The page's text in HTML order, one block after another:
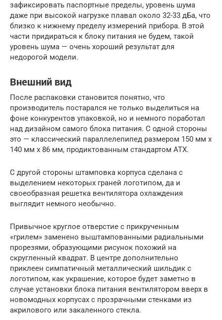
зафиксировать паспортные пределы, уровень шума
даже при высокой нагрузке плавал около 32-33 дБа, что
близко к нижнему пределу измерений прибора. В этой
части придираться к блоку питания не будем, такой
уровень шума — очень хороший результат для
недорогой модели.
Внешний вид
После распаковки становится понятно, что
производитель постарался не только выделиться на
фоне конкурентов упаковкой, но и немного поработал
над дизайном самого блока питания. С одной стороны
это — классический параллелепипед размером 150 мм x
140 мм x 86 мм, продиктованным стандартом АТХ.
С другой стороны штамповка корпуса сделана с
выделением некоторых граней логотипом, да и
своеобразная решетка вентилятора охлаждения
выглядит немного необычно.
Привычное круглое отверстие с прикрученным
«грилем» заменено выштампованными радиальными
прорезями, образующими рисунок похожий на
скругленный квадрат. В центре дополнительно
приклеен симпатичный металлический шильдик с
логотипом, как украшение, которое будет заметно в
случае установки блока питания вентилятором вверх в
новомодных корпусах с прозрачными стенками из
акрилового или закаленного стекла.